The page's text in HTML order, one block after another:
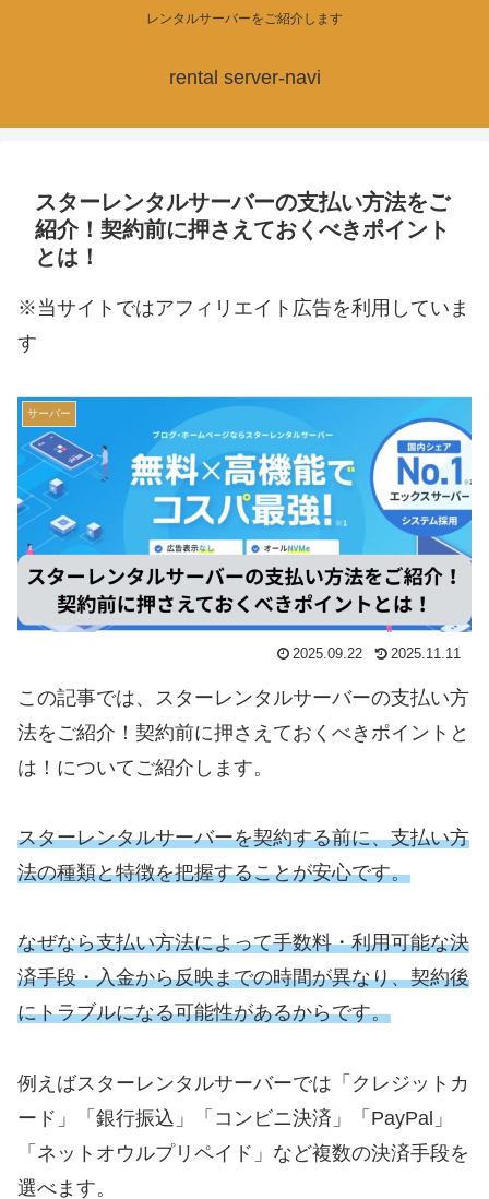
レンタルサーバーをご紹介します
rental server-navi
スターレンタルサーバーの支払い方法をご
紹介！契約前に押さえておくべきポイント
とは！
※当サイトではアフィリエイト広告を利用していま
す
サーバー
2025.09.22 2025.11.11
この記事では、スターレンタルサーバーの支払い方
法をご紹介！契約前に押さえておくべきポイントと
は！についてご紹介します。
スターレンタルサーバーを契約する前に、支払い方
法の種類と特徴を把握することが安心です。
なぜなら支払い方法によって手数料・利用可能な決
済手段・入金から反映までの時間が異なり、契約後
にトラブルになる可能性があるからです。
例えばスターレンタルサーバーでは「クレジットカ
ード」「銀行振込」「コンビニ決済」「PayPal」
「ネットオウルプリペイド」など複数の決済手段を
選べます。